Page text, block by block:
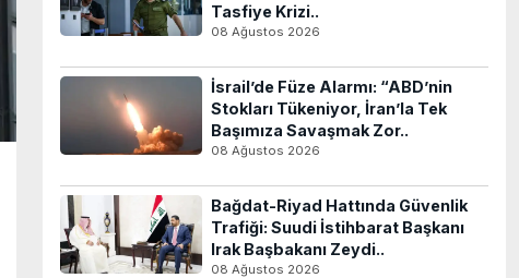
Tasfiye Krizi..
08 Ağustos 2026
İsrail’de Füze Alarmı: “ABD’nin
Stokları Tükeniyor, İran’la Tek
Başımıza Savaşmak Zor..
08 Ağustos 2026
Bağdat-Riyad Hattında Güvenlik
Trafiği: Suudi İstihbarat Başkanı
Irak Başbakanı Zeydi..
08 Ağustos 2026